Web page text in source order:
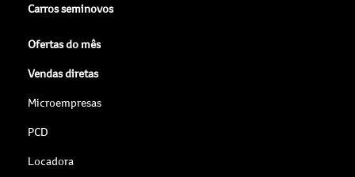
Carros seminovos
Ofertas do mês
Vendas diretas
Microempresas
PCD
Locadora